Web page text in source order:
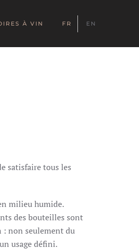
À VIN FR EN
satisfaire tous les
milieu humide.
des bouteilles sont
: non seulement du
usage défini.